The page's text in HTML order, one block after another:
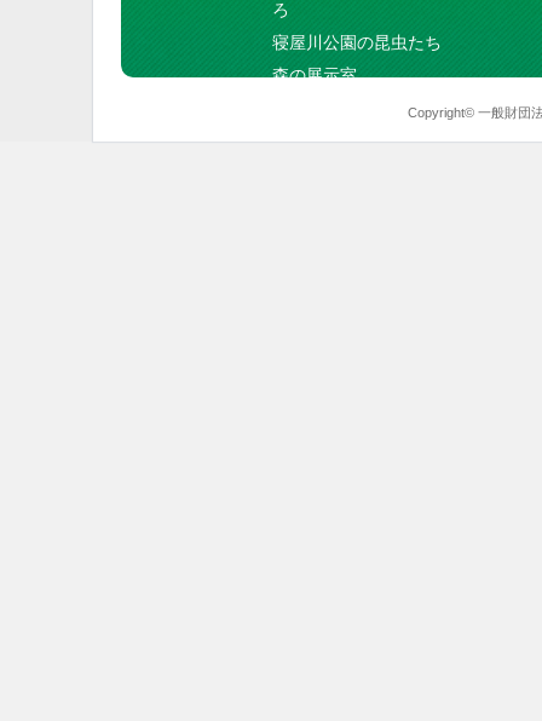
ろ
寝屋川公園の昆虫たち
森の展示室
Copyright© 一般財団